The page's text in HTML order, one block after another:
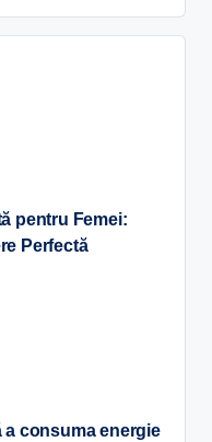
pentru Femei:
Perfectă
a consuma energie